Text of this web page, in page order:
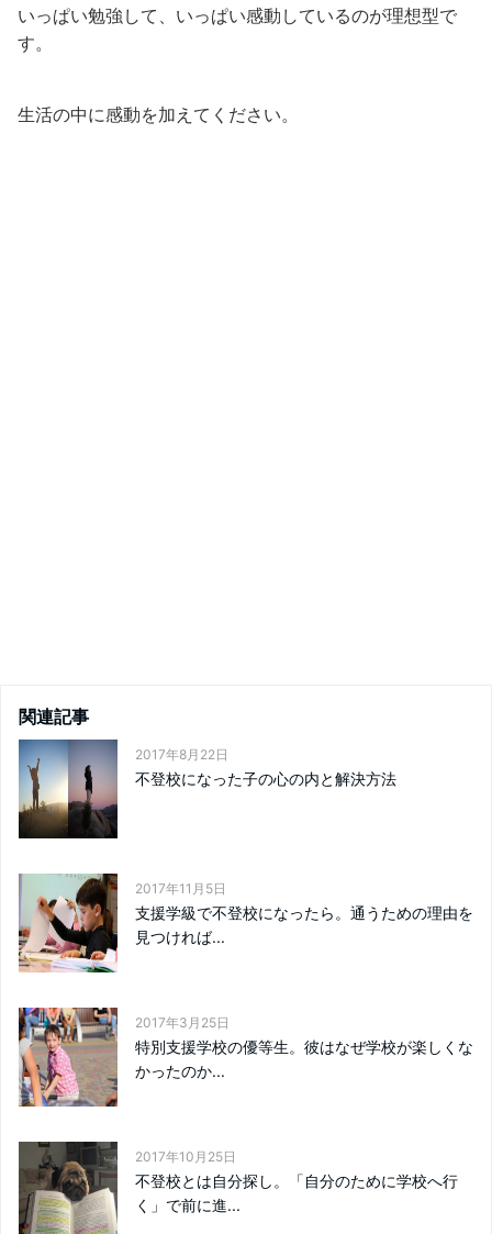
いっぱい勉強して、いっぱい感動しているのが理想型で
す。
生活の中に感動を加えてください。
関連記事
2017年8月22日
不登校になった子の心の内と解決方法
2017年11月5日
支援学級で不登校になったら。通うための理由を
見つければ...
2017年3月25日
特別支援学校の優等生。彼はなぜ学校が楽しくな
かったのか...
2017年10月25日
不登校とは自分探し。「自分のために学校へ行
く」で前に進...